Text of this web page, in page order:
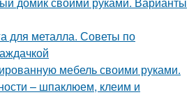
для металла. Советы по
мебель своими руками.
– шпаклюем, клеим и